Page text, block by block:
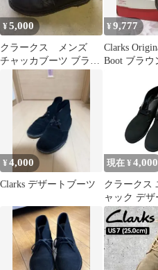
¥5,000
クラークス メンズ
チャッカブーツ ブラッ
ク レザー デザート
ブーツ
¥9,777
Clarks
Boot ブラウ
¥4,000
Clarks デザートブーツ
現在 ¥ 4,000
クラークス
ャック デ